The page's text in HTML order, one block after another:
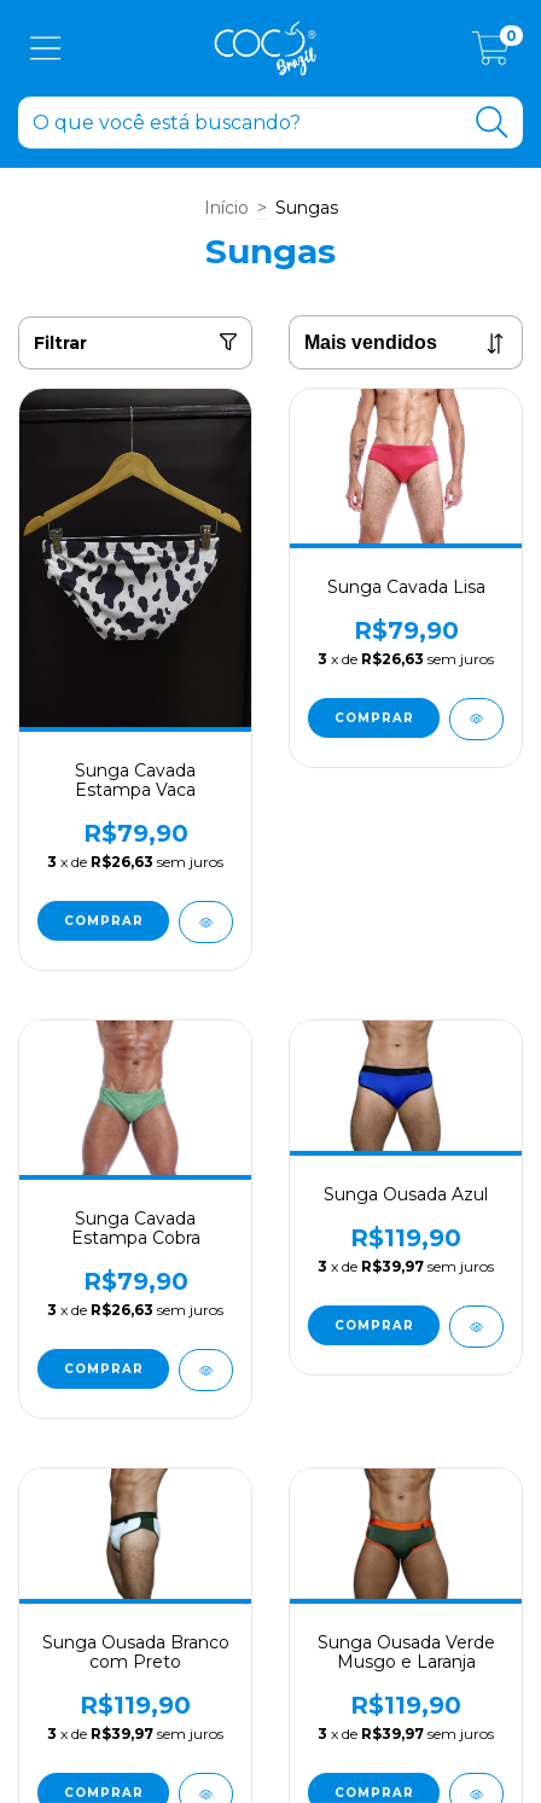
0
Início > Sungas
Sungas
Filtrar
Sunga Cavada
Estampa Vaca
R$79,90
3 x de R$26,63 sem juros
COMPRAR
Sunga Cavada Lisa
R$79,90
3 x de R$26,63 sem juros
COMPRAR
Sunga Cavada
Estampa Cobra
R$79,90
3 x de R$26,63 sem juros
COMPRAR
Sunga Ousada Azul
R$119,90
3 x de R$39,97 sem juros
COMPRAR
Sunga Ousada Branco
com Preto
R$119,90
3 x de R$39,97 sem juros
COMPRAR
Sunga Ousada Verde
Musgo e Laranja
R$119,90
3 x de R$39,97 sem juros
COMPRAR